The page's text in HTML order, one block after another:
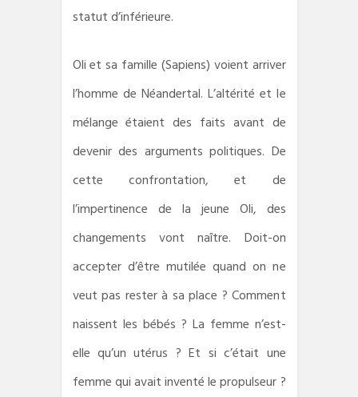
statut d’inférieure.
Oli et sa famille (Sapiens) voient arriver
l’homme de Néandertal. L’altérité et le
mélange étaient des faits avant de
devenir des arguments politiques. De
cette confrontation, et de
l’impertinence de la jeune Oli, des
changements vont naître. Doit-on
accepter d’être mutilée quand on ne
veut pas rester à sa place ? Comment
naissent les bébés ? La femme n’est-
elle qu’un utérus ? Et si c’était une
femme qui avait inventé le propulseur ?